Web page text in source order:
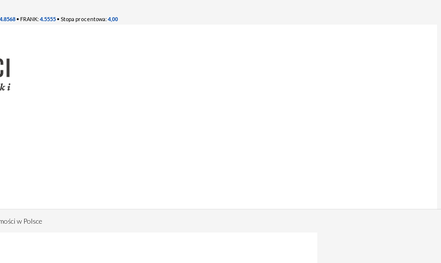
4.8568 • FRANK: 4.5555 • Stopa procentowa: 4,00
w Polsce